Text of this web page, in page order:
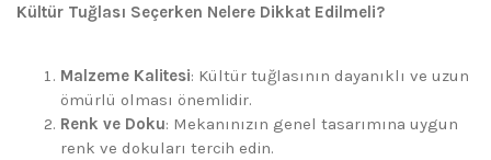
Kültür Tuğlası Seçerken Nelere Dikkat Edilmeli?
Malzeme Kalitesi: Kültür tuğlasının dayanıklı ve uzun
ömürlü olması önemlidir.
Renk ve Doku: Mekanınızın genel tasarımına uygun
renk ve dokuları tercih edin.